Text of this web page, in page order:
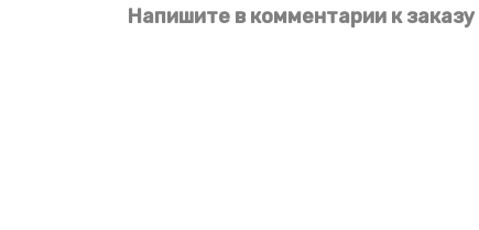
Напишите в комментарии к заказу